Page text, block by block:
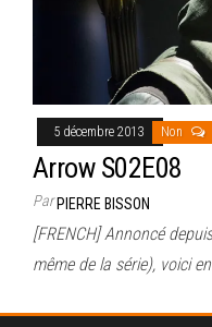
5 décembre 2013 Non
Arrow S02E08
ParPIERRE BISSON
[FRENCH] Annoncé
même de la série), voici